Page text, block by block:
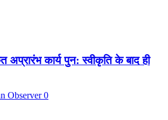
अप्रारंभ कार्य पुन: स्वीकृति के बाद ही
Observer0